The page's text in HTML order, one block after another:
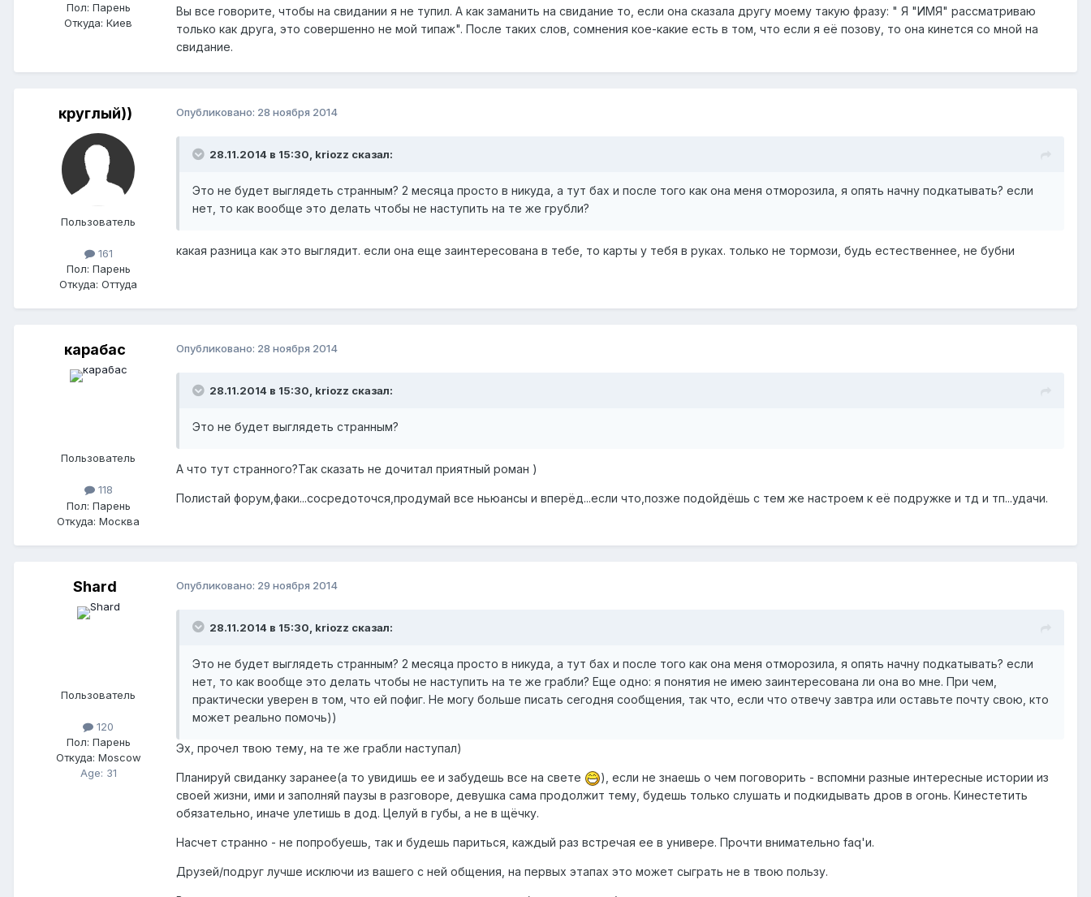
Пол: Парень
Откуда: Киев
Вы все говорите, чтобы на свидании я не тупил. А как заманить на свидание то, если она сказала другу моему такую фразу: " Я "ИМЯ" рассматриваю
только как друга, это совершенно не мой типаж". После таких слов, сомнения кое-какие есть в том, что если я её позову, то она кинется со мной на
свидание.
круглый))
Пользователь
161
Пол: Парень
Откуда: Оттуда
Опубликовано: 28 ноября 2014
28.11.2014 в 15:30, kriozz сказал:
Это не будет выглядеть странным? 2 месяца просто в никуда, а тут бах и после того как она меня отморозила, я опять начну подкатывать? если
нет, то как вообще это делать чтобы не наступить на те же грубли?
какая разница как это выглядит. если она еще заинтересована в тебе, то карты у тебя в руках. только не тормози, будь естественнее, не бубни
карабас
Пользователь
118
Пол: Парень
Откуда: Москва
Опубликовано: 28 ноября 2014
28.11.2014 в 15:30, kriozz сказал:
Это не будет выглядеть странным?
А что тут странного?Так сказать не дочитал приятный роман )
Полистай форум,факи...сосредоточся,продумай все ньюансы и вперёд...если что,позже подойдёшь с тем же настроем к её подружке и тд и тп...удачи.
Shard
Пользователь
120
Пол: Парень
Откуда: Moscow
Age: 31
Опубликовано: 29 ноября 2014
28.11.2014 в 15:30, kriozz сказал:
Это не будет выглядеть странным? 2 месяца просто в никуда, а тут бах и после того как она меня отморозила, я опять начну подкатывать? если
нет, то как вообще это делать чтобы не наступить на те же грабли? Еще одно: я понятия не имею заинтересована ли она во мне. При чем,
практически уверен в том, что ей пофиг. Не могу больше писать сегодня сообщения, так что, если что отвечу завтра или оставьте почту свою, кто
может реально помочь))
Эх, прочел твою тему, на те же грабли наступал)
Планируй свиданку заранее(а то увидишь ее и забудешь все на свете
), если не знаешь о чем поговорить - вспомни разные интересные истории из
своей жизни, ими и заполняй паузы в разговоре, девушка сама продолжит тему, будешь только слушать и подкидывать дров в огонь. Кинестетить
обязательно, иначе улетишь в дод. Целуй в губы, а не в щёчку.
Насчет странно - не попробуешь, так и будешь париться, каждый раз встречая ее в универе. Прочти внимательно faq'и.
Друзей/подруг лучше исключи из вашего с ней общения, на первых этапах это может сыграть не в твою пользу.